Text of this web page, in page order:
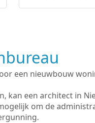
een nieuwbouw
kan een architect in
om de